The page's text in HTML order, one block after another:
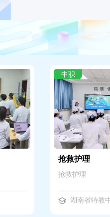
抢救护理
抢救护理
湖南省特教
中职